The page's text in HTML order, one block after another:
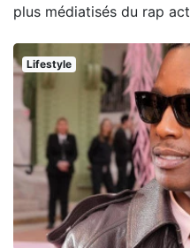
plus médiatisés du rap
Lifestyle